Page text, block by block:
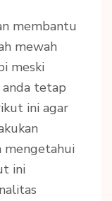
membantu
mewah
meski
anda tetap
ini agar
mengetahui
ini